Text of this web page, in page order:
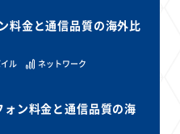
料金と通信品質の海外比
ル ネットワーク
ン料金と通信品質の海